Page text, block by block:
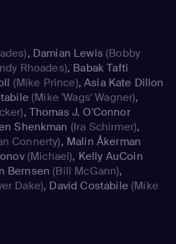
, Damian Lewis (Bobby
Rhoades), Babak Tafti
(Mike Prince),Asia Kate Dillon
(Mike 'Wags' Wagner),
, Thomas J. O'Connor
Shenkman (Ira Schirmer),
Connerty), Malin Åkerman
(Michael), Kelly AuCoin
Bernsen (Bill McGann),
Dake), David Costabile (Mike